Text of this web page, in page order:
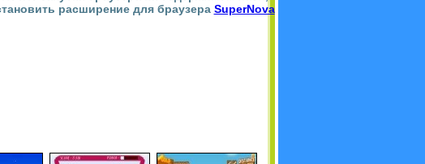
расширение для браузера SuperNova